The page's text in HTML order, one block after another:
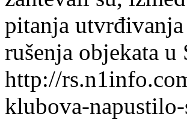
pitanja
rušenja objekata
http://
klubova-